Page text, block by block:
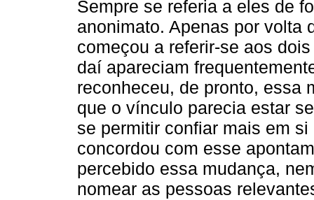
Sempre se referia a eles de
anonimato. Apenas por volta
começou a referir-se aos
daí apareciam
reconheceu, de pronto, essa
que o vínculo parecia estar
se permitir confiar mais em
concordou com esse
percebido essa mudança,
nomear as pessoas